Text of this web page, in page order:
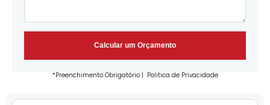
Calcular um Orçamento
*Preenchimento Obrigatório | Politica de Privacidade